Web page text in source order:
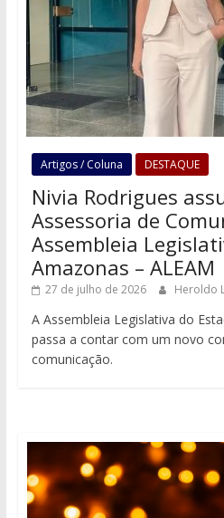
Artigos / Coluna DESTAQUE
Nivia Rodrigues
Assessoria de
Assembleia
Amazonas – ALEAM
27 de julho de 2026 Heroldo
A Assembleia Legislativa do
passa a contar com um novo
comunicação.